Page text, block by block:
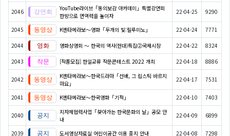
2046
YouTube라이브「동의보감 아카데미」특별강연회
한방으로 면역력을 높이자
22-04-25 9290
2045 K엔타메라보～영화「두개의 빛:릴루미노」 22-04-24 7771
2044 영화상영회 ～ 한국의 역사(현대)특집②국제시장 22-04-22 8324
2043 [작품모집] 한일교류 작문콘테스트 2022 개최 22-04-18 8886
2042
K엔타메라보～한국드라마「선배, 그 립스틱 바르지
마요」
22-04-17 7531
2041 K엔타메라보～한국영화「기적」 22-04-10 7403
2040
지자체협력사업「찾아가는 한국문화의 날」공모 안
내
22-04-09 6899
2039 도서영상자료실 어린이공간 이용 중지 안내 22-04-08 7298